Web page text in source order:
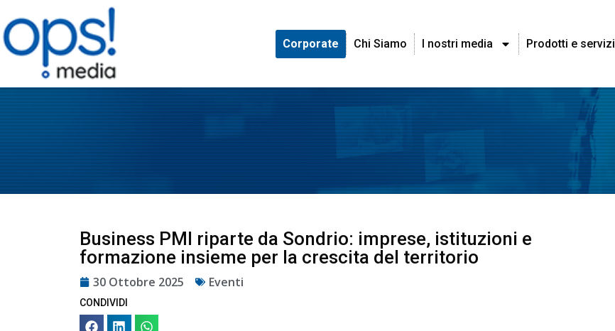
Corporate Chi Siamo I nostri media Prodotti e servizi
Business PMI riparte da Sondrio: imprese, istituzioni e
formazione insieme per la crescita del territorio
30 Ottobre 2025 Eventi
CONDIVIDI